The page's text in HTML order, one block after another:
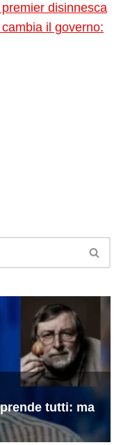
premier disinnesca
il governo: